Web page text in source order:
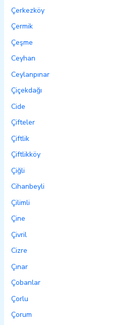
Çerkezköy
Çermik
Çeşme
Ceyhan
Ceylanpınar
Çiçekdağı
Cide
Çifteler
Çiftlik
Çiftlikköy
Çiğli
Cihanbeyli
Çilimli
Çine
Çivril
Cizre
Çınar
Çobanlar
Çorlu
Çorum